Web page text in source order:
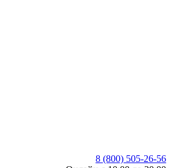
8 (800) 505-26-56